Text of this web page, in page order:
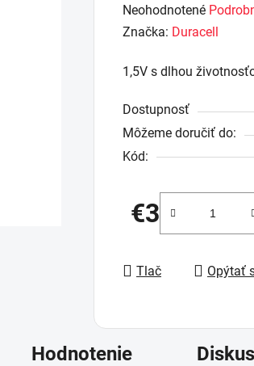
Priemerné
hodnotenie
je
z
5
hviezdičiek.
Neohodnotené
Značka: Duracell
1,5V s dlhou
Dostupnosť
Môžeme doručiť do:
Kód:
€3
Jednotková cena:
Tlač Opýtať
Hodnotenie